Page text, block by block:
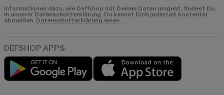
Informationen dazu, wie DefShop mit Deinen Daten umgeht, findest Du
in unserer Datenschutzerklärung. Du kannst Dich jederzeit kostenfei
abmelden. Datenschutzerklärung lesen.
Play market